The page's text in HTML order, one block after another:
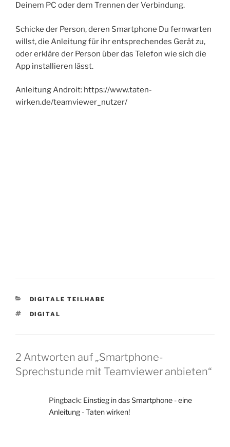
Deinem PC oder dem Trennen der Verbindung.
Schicke der Person, deren Smartphone Du fernwarten
willst, die Anleitung für ihr entsprechendes Gerät zu,
oder erkläre der Person über das Telefon wie sich die
App installieren lässt.
Anleitung Androit: https://www.taten-
wirken.de/teamviewer_nutzer/
KATEGORIEN
DIGITALE TEILHABE
SCHLAGWÖRTER
DIGITAL
2 Antworten auf „Smartphone-
Sprechstunde mit Teamviewer anbieten“
Pingback: Einstieg in das Smartphone - eine
Anleitung - Taten wirken!